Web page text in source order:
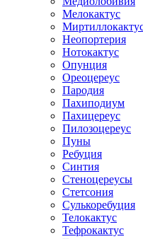
Мелокактус
Неопортерия
Нотокактус
Опунция
Ореоцереус
Пародия
Пахиподиум
Пахицереус
Пилозоцереус
Пуны
Ребуция
Синтия
Стеноцереусы
Стетсония
Сулькоребуция
Телокактус
Тефрокактус